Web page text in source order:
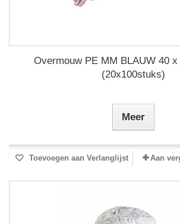
Overmouw PE MM BLAUW 40
(20x100stuks)
Meer
Toevoegen aan Verlanglijst Aan